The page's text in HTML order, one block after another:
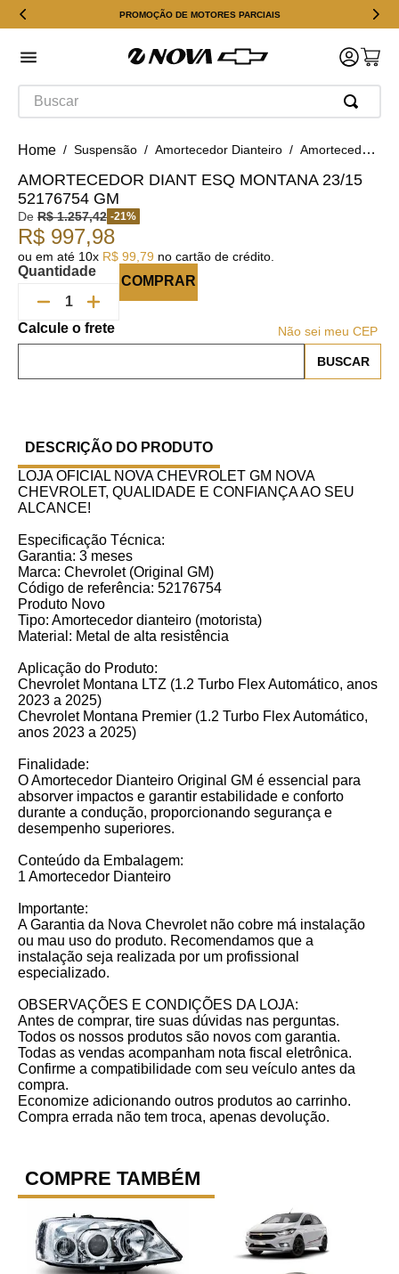
PROMOÇÃO DE MOTORES PARCIAIS
Buscar
Suspensão Amortecedor Dianteiro Amortecedor Diant Esq Montana 23/15 52176754 GM
AMORTECEDOR DIANT ESQ MONTANA 23/15
52176754 GM
De R$ 1.257,42 -21%
R$ 997,98
ou em até 10x R$ 99 79 no cartão de crédito.
Quantidade
COMPRAR
Não sei meu CEP
DESCRIÇÃO DO PRODUTO
LOJA OFICIAL NOVA CHEVROLET GM NOVA
CHEVROLET, QUALIDADE E CONFIANÇA AO SEU
ALCANCE!
Especificação Técnica:
Garantia: 3 meses
Marca: Chevrolet (Original GM)
Código de referência: 52176754
Produto Novo
Tipo: Amortecedor dianteiro (motorista)
Material: Metal de alta resistência
Aplicação do Produto:
Chevrolet Montana LTZ (1.2 Turbo Flex Automático, anos
2023 a 2025)
Chevrolet Montana Premier (1.2 Turbo Flex Automático,
anos 2023 a 2025)
Finalidade:
O Amortecedor Dianteiro Original GM é essencial para
absorver impactos e garantir estabilidade e conforto
durante a condução, proporcionando segurança e
desempenho superiores.
Conteúdo da Embalagem:
1 Amortecedor Dianteiro
Importante:
A Garantia da Nova Chevrolet não cobre má instalação
ou mau uso do produto. Recomendamos que a
instalação seja realizada por um profissional
especializado.
OBSERVAÇÕES E CONDIÇÕES DA LOJA:
Antes de comprar, tire suas dúvidas nas perguntas.
Todos os nossos produtos são novos com garantia.
Todas as vendas acompanham nota fiscal eletrônica.
Confirme a compatibilidade com seu veículo antes da
compra.
Economize adicionando outros produtos ao carrinho.
Compra errada não tem troca, apenas devolução.
COMPRE TAMBÉM